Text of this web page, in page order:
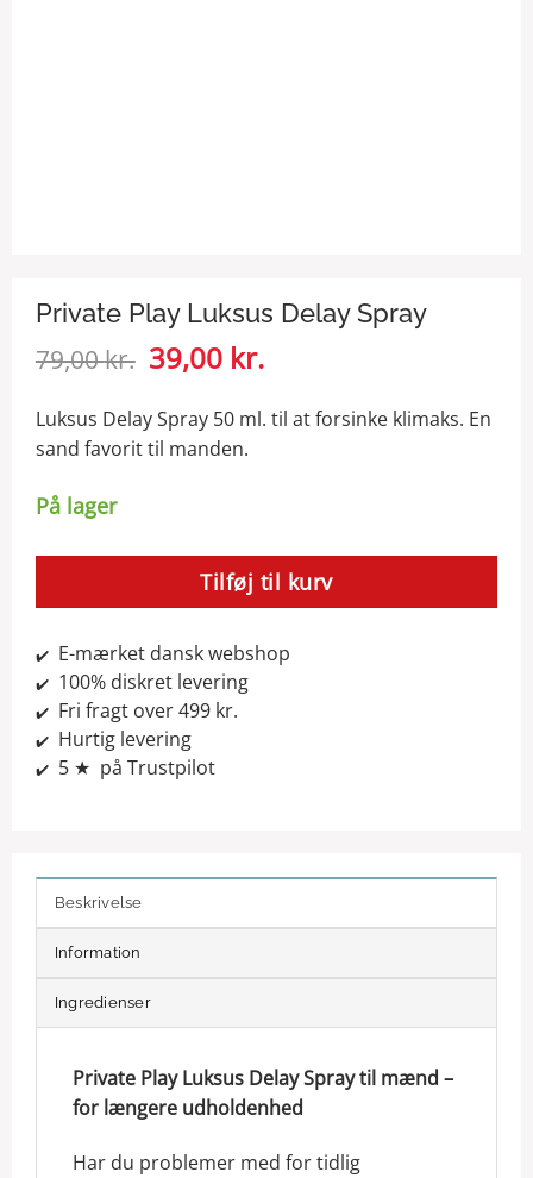
Private Play Luksus Delay Spray
79,00kr. Den
oprindelige
pris
var:
79,00 kr..
39,00 kr.
aktuelle
pris
er:
Luksus Delay Spray 50 ml. til at forsinke klimaks. En
sand favorit til manden.
På lager
Tilføj til kurv
✔️E-mærket dansk webshop
✔️100% diskret levering
✔️Fri fragt over 499 kr.
✔️Hurtig levering
✔️5 ★ på Trustpilot
Beskrivelse
Information
Ingredienser
Private Play Luksus Delay Spray til mænd –
for længere udholdenhed
Har du problemer med for tidlig